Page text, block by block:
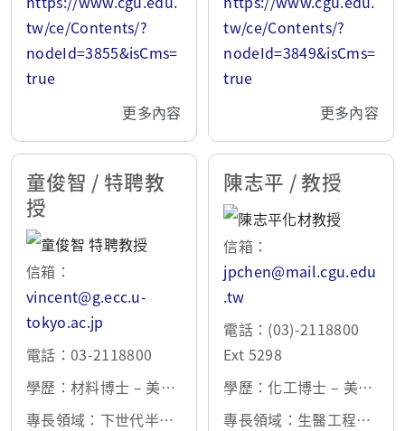
合材料、奈米高分子材
料、環保/生醫高分子材
料
tw/ce/Contents/?
nodeId=3855&isCms=
true
更多內容
及奈米材料、生化及生
醫工程、水及廢水處理
tw/ce/Contents/?
nodeId=3849&isCms=
true
更多內容
童俊智 / 特聘教
授
信箱：
vincent@g.ecc.u-
tokyo.ac.jp
電話：03-2118800
學歷：材料博士 – 美國
加州大學洛杉磯分校 (U
專長領域：下世代半導
陳志平 / 教授
信箱：
jpchen@mail.cgu.edu
.tw
電話：(03)-2118800
Ext 5298
學歷：化工博士 – 美國
賓州州立大學 1988
專長領域：生醫工程與